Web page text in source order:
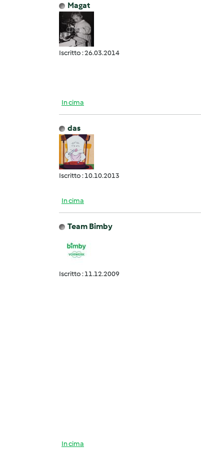
Magat
Iscritto : 26.03.2014
In cima
das
Iscritto : 10.10.2013
In cima
Team Bimby
Iscritto : 11.12.2009
In cima